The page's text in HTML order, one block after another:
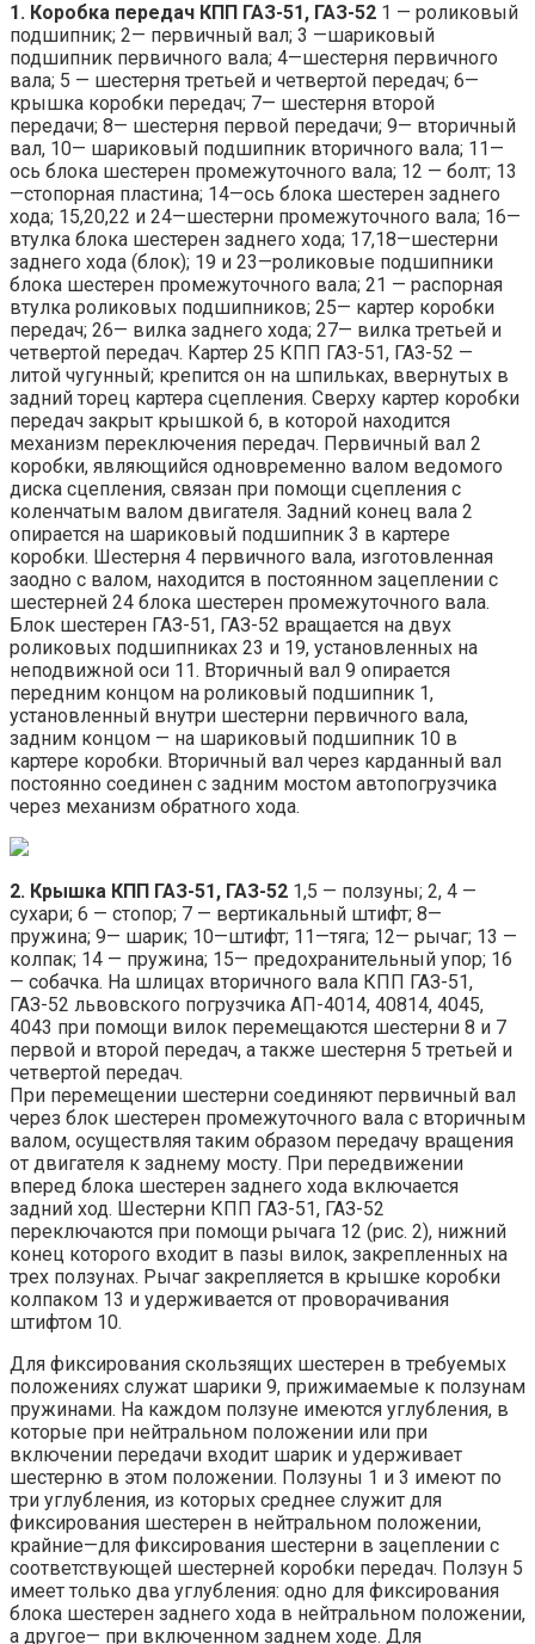
1. Коробка передач КПП ГАЗ-51, ГАЗ-52 1 — роликовый
подшипник; 2— первичный вал; 3 —шариковый
подшипник первичного вала; 4—шестерня первичного
вала; 5 — шестерня третьей и четвертой передач; 6—
крышка коробки передач; 7— шестерня второй
передачи; 8— шестерня первой передачи; 9— вторичный
вал, 10— шариковый подшипник вторичного вала; 11—
ось блока шестерен промежуточного вала; 12 — болт; 13
—стопорная пластина; 14—ось блока шестерен заднего
хода; 15,20,22 и 24—шестерни промежуточного вала; 16—
втулка блока шестерен заднего хода; 17,18—шестерни
заднего хода (блок); 19 и 23—роликовые подшипники
блока шестерен промежуточного вала; 21 — распорная
втулка роликовых подшипников; 25— картер коробки
передач; 26— вилка заднего хода; 27— вилка третьей и
четвертой передач. Картер 25 КПП ГАЗ-51, ГАЗ-52 —
литой чугунный; крепится он на шпильках, ввернутых в
задний торец картера сцепления. Сверху картер коробки
передач закрыт крышкой 6, в которой находится
механизм переключения передач. Первичный вал 2
коробки, являющийся одновременно валом ведомого
диска сцепления, связан при помощи сцепления с
коленчатым валом двигателя. Задний конец вала 2
опирается на шариковый подшипник 3 в картере
коробки. Шестерня 4 первичного вала, изготовленная
заодно с валом, находится в постоянном зацеплении с
шестерней 24 блока шестерен промежуточного вала.
Блок шестерен ГАЗ-51, ГАЗ-52 вращается на двух
роликовых подшипниках 23 и 19, установленных на
неподвижной оси 11. Вторичный вал 9 опирается
передним концом на роликовый подшипник 1,
установленный внутри шестерни первичного вала,
задним концом — на шариковый подшипник 10 в
картере коробки. Вторичный вал через карданный вал
постоянно соединен с задним мостом автопогрузчика
через механизм обратного хода.
2. Крышка КПП ГАЗ-51, ГАЗ-52 1,5 — ползуны; 2, 4 —
сухари; 6 — стопор; 7 — вертикальный штифт; 8—
пружина; 9— шарик; 10—штифт; 11—тяга; 12— рычаг; 13 —
колпак; 14 — пружина; 15— предохранительный упор; 16
— собачка. На шлицах вторичного вала КПП ГАЗ-51,
ГАЗ-52 львовского погрузчика АП-4014, 40814, 4045,
4043 при помощи вилок перемещаются шестерни 8 и 7
первой и второй передач, а также шестерня 5 третьей и
четвертой передач.
При перемещении шестерни соединяют первичный вал
через блок шестерен промежуточного вала с вторичным
валом, осуществляя таким образом передачу вращения
от двигателя к заднему мосту. При передвижении
вперед блока шестерен заднего хода включается
задний ход. Шестерни КПП ГАЗ-51, ГАЗ-52
переключаются при помощи рычага 12 (рис. 2), нижний
конец которого входит в пазы вилок, закрепленных на
трех ползунах. Рычаг закрепляется в крышке коробки
колпаком 13 и удерживается от проворачивания
штифтом 10.
Для фиксирования скользящих шестерен в требуемых
положениях служат шарики 9, прижимаемые к ползунам
пружинами. На каждом ползуне имеются углубления, в
которые при нейтральном положении или при
включении передачи входит шарик и удерживает
шестерню в этом положении. Ползуны 1 и 3 имеют по
три углубления, из которых среднее служит для
фиксирования шестерен в нейтральном положении,
крайние—для фиксирования шестерни в зацеплении с
соответствующей шестерней коробки передач. Ползун 5
имеет только два углубления: одно для фиксирования
блока шестерен заднего хода в нейтральном положении,
а другое— при включенном заднем ходе. Для